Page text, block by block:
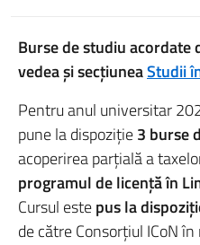
Burse de studiu acordate
vedea și secțiuneaStudii
Pentru anul universitar
pune la dispoziție3 burse
acoperirea parțială a
programul de licență în
Cursul estepus la
de către Consorțiul ICoN